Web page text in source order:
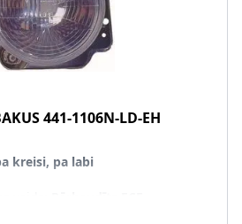
441-1106N-LD-EH
kreisi, pa labi
veids